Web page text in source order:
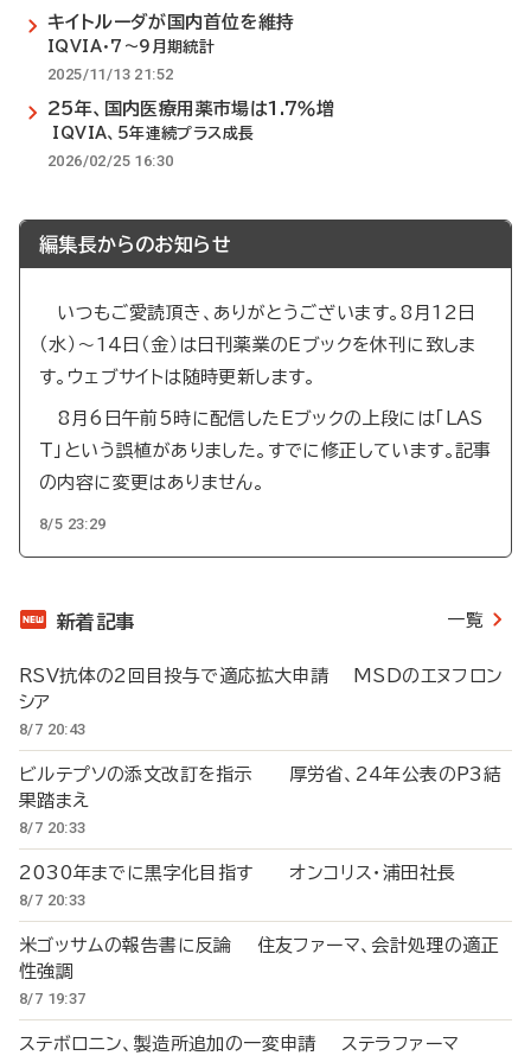
キイトルーダが国内首位を維持
IQVIA・7～9月期統計
2025/11/13 21:52
25年、国内医療用薬市場は1.7％増
IQVIA、5年連続プラス成長
2026/02/25 16:30
編集長からのお知らせ
いつもご愛読頂き、ありがとうございます。8月12日
（水）～14日（金）は日刊薬業のEブックを休刊に致しま
す。ウェブサイトは随時更新します。
8月6日午前5時に配信したEブックの上段には「LAS
T」という誤植がありました。すでに修正しています。記事
の内容に変更はありません。
8/5 23:29
新着記事 一覧
RSV抗体の2回目投与で適応拡大申請 MSDのエヌフロン
シア
8/7 20:43
ビルテプソの添文改訂を指示 厚労省、24年公表のP3結
果踏まえ
8/7 20:33
2030年までに黒字化目指す オンコリス・浦田社長
8/7 20:33
米ゴッサムの報告書に反論 住友ファーマ、会計処理の適正
性強調
8/7 19:37
ステボロニン、製造所追加の一変申請 ステラファーマ